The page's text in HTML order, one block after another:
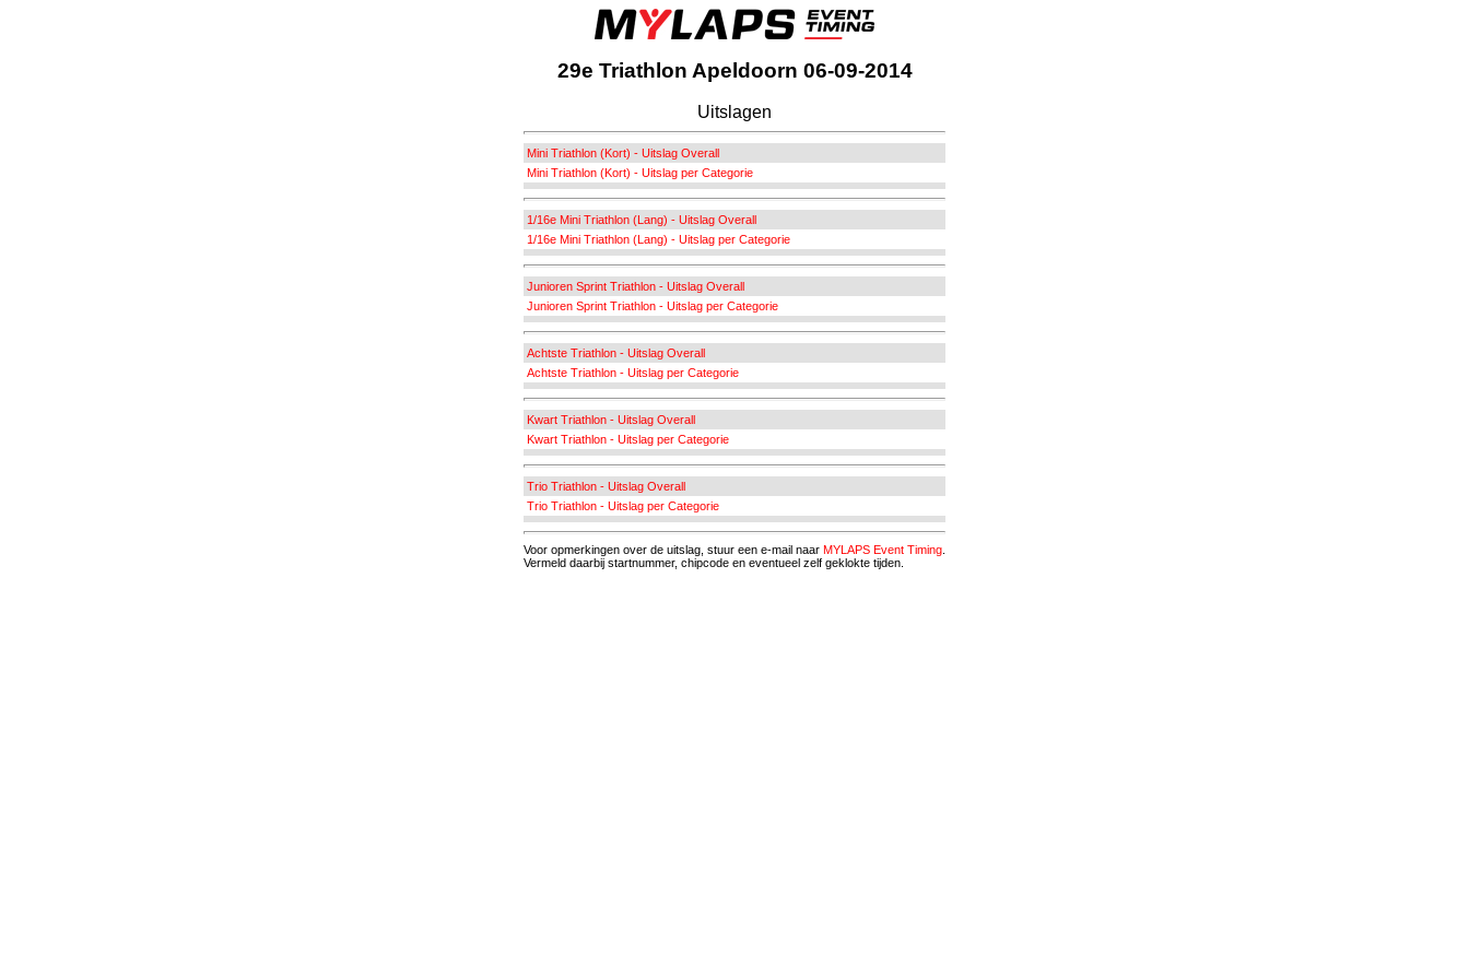
29e Triathlon Apeldoorn 06-09-2014
Uitslagen
Mini Triathlon (Kort) - Uitslag Overall
Mini Triathlon (Kort) - Uitslag per Categorie
1/16e Mini Triathlon (Lang) - Uitslag Overall
1/16e Mini Triathlon (Lang) - Uitslag per Categorie
Junioren Sprint Triathlon - Uitslag Overall
Junioren Sprint Triathlon - Uitslag per Categorie
Achtste Triathlon - Uitslag Overall
Achtste Triathlon - Uitslag per Categorie
Kwart Triathlon - Uitslag Overall
Kwart Triathlon - Uitslag per Categorie
Trio Triathlon - Uitslag Overall
Trio Triathlon - Uitslag per Categorie
Voor opmerkingen over de uitslag, stuur een e-mail naar MYLAPS Event Timing
Vermeld daarbij startnummer, chipcode en eventueel zelf geklokte tijden.